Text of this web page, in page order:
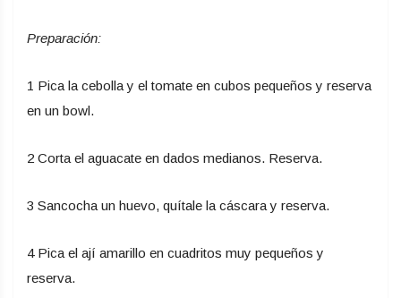
Preparación:
1 Pica la cebolla y el tomate en cubos pequeños y reserva
en un bowl.
2 Corta el aguacate en dados medianos. Reserva.
3 Sancocha un huevo, quítale la cáscara y reserva.
4 Pica el ají amarillo en cuadritos muy pequeños y
reserva.